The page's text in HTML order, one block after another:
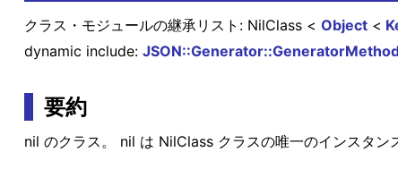
クラス・モジュールの継承リスト: Object
NilClass
dynamic include:
要約
nil のクラス。 nil は NilClass クラスの唯一のインスタン